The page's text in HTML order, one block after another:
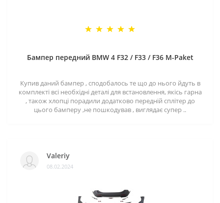
Бампер передний BMW 4 F32 / F33 / F36 M-Paket
Купив даний бампер , сподобалось те що до нього йдуть в
комплекті всі необхідні деталі для встановлення, якісь гарна
, також хлопці порадили додатково передній сплітер до
цього бамперу ,не пошкодував , виглядає супер ..
Valeriy
08.02.2024